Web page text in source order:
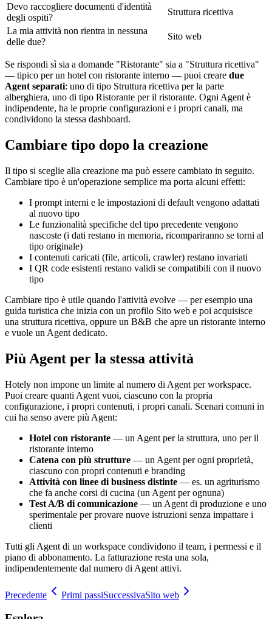
Devo raccogliere documenti d'identità
degli ospiti?
Struttura ricettiva
La mia attività non rientra in nessuna
delle due?
Sito web
Se rispondi sì sia a domande "Ristorante" sia a "Struttura ricettiva"
— tipico per un hotel con ristorante interno — puoi creare due
Agent separati: uno di tipo Struttura ricettiva per la parte
alberghiera, uno di tipo Ristorante per il ristorante. Ogni Agent è
indipendente, ha le proprie configurazioni e i propri canali, ma
condividono la stessa dashboard.
Cambiare tipo dopo la creazione
Il tipo si sceglie alla creazione ma può essere cambiato in seguito.
Cambiare tipo è un'operazione semplice ma porta alcuni effetti:
I prompt interni e le impostazioni di default vengono adattati
al nuovo tipo
Le funzionalità specifiche del tipo precedente vengono
nascoste (i dati restano in memoria, ricompariranno se torni al
tipo originale)
I contenuti caricati (file, articoli, crawler) restano invariati
I QR code esistenti restano validi se compatibili con il nuovo
tipo
Cambiare tipo è utile quando l'attività evolve — per esempio una
guida turistica che inizia con un profilo Sito web e poi acquisisce
una struttura ricettiva, oppure un B&B che apre un ristorante interno
e vuole un Agent dedicato.
Più Agent per la stessa attività
Hotely non impone un limite al numero di Agent per workspace.
Puoi creare quanti Agent vuoi, ciascuno con la propria
configurazione, i propri contenuti, i propri canali. Scenari comuni in
cui ha senso avere più Agent:
Hotel con ristorante — un Agent per la struttura, uno per il
ristorante interno
Catena con più strutture — un Agent per ogni proprietà,
ciascuno con propri contenuti e branding
Attività con linee di business distinte — es. un agriturismo
che fa anche corsi di cucina (un Agent per ognuna)
Test A/B di comunicazione — un Agent di produzione e uno
sperimentale per provare nuove istruzioni senza impattare i
clienti
Tutti gli Agent di un workspace condividono il team, i permessi e il
piano di abbonamento. La fatturazione resta una sola,
indipendentemente dal numero di Agent attivi.
Precedente Primi passiSuccessivaSito web